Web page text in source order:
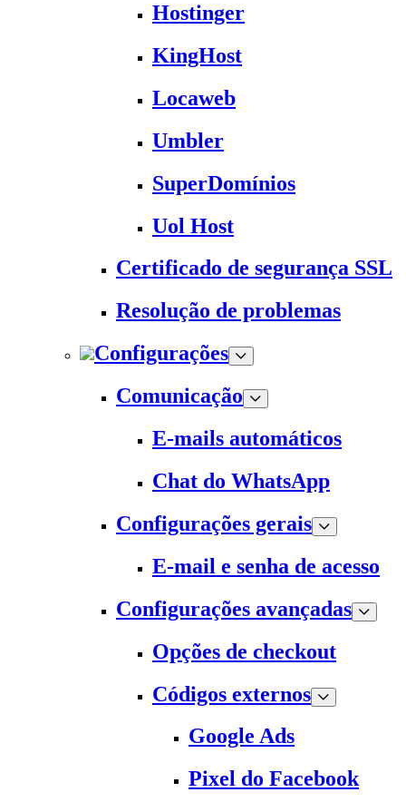
Hostinger
KingHost
Locaweb
Umbler
SuperDomínios
Uol Host
Certificado de segurança SSL
Resolução de problemas
Configurações
Comunicação
E-mails automáticos
Chat do WhatsApp
Configurações gerais
E-mail e senha de acesso
Configurações avançadas
Opções de checkout
Códigos externos
Google Ads
Pixel do Facebook